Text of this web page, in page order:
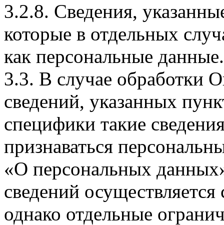
3.2.8. Сведения,
которые в отдельных
как персональные данные.
3.3. В случае обработки
сведений, указанных
специфики такие
признаваться
«О персональных
сведений
однако отдельные